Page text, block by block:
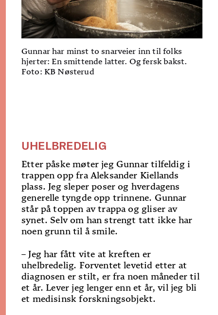
Gunnar har minst to snarveier inn til folks
hjerter: En smittende latter. Og fersk bakst.
Foto: KB Nøsterud
UHELBREDELIG
Etter påske møter jeg Gunnar tilfeldig i
trappen opp fra Aleksander Kiellands
plass. Jeg sleper poser og hverdagens
generelle tyngde opp trinnene. Gunnar
står på toppen av trappa og gliser av
synet. Selv om han strengt tatt ikke har
noen grunn til å smile.
– Jeg har fått vite at kreften er
uhelbredelig. Forventet levetid etter at
diagnosen er stilt, er fra noen måneder til
et år. Lever jeg lenger enn et år, vil jeg bli
et medisinsk forskningsobjekt.